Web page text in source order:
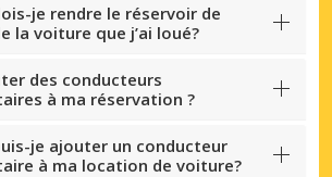
je rendre le réservoir de
la voiture que j’ai loué?
des conducteurs
à ma réservation ?
je ajouter un conducteur
à ma location de voiture?